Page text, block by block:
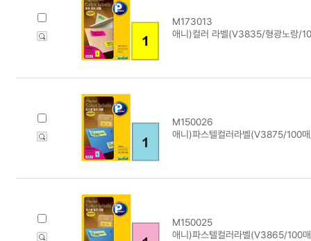
M173013
애니)컬러 라벨(V3835/형광노랑/
M150026
애니)파스텔컬러라벨(V3875/100
M150025
애니)파스텔컬러라벨(V3865/100